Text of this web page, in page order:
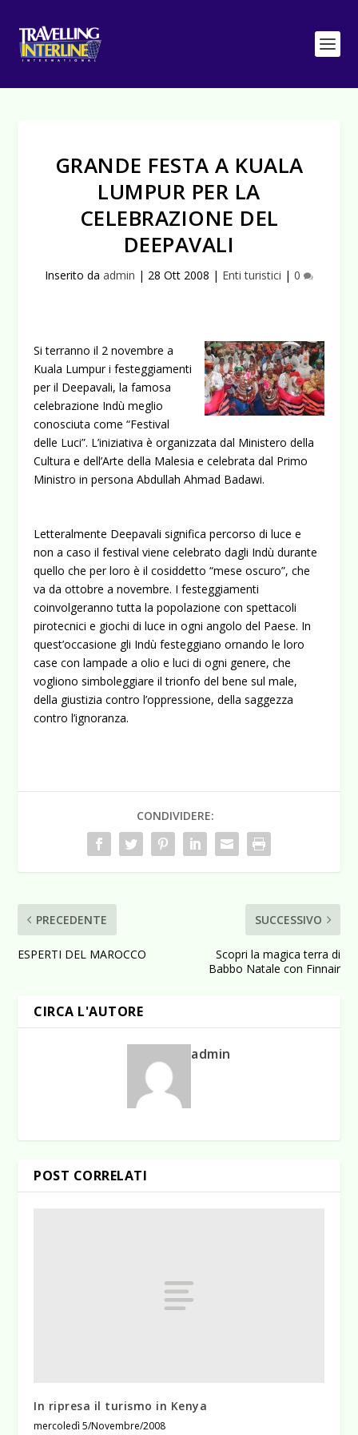
GRANDE FESTA A KUALA
LUMPUR PER LA
CELEBRAZIONE DEL
DEEPAVALI
Inserito da admin | 28 Ott 2008 | Enti turistici | 0
Si terranno il 2 novembre a
Kuala Lumpur i festeggiamenti
per il Deepavali, la famosa
celebrazione Indù meglio
conosciuta come “Festival
delle Luci”. L’iniziativa è organizzata dal Ministero della
Cultura e dell’Arte della Malesia e celebrata dal Primo
Ministro in persona Abdullah Ahmad Badawi.
Letteralmente Deepavali significa percorso di luce e
non a caso il festival viene celebrato dagli Indù durante
quello che per loro è il cosiddetto “mese oscuro”, che
va da ottobre a novembre. I festeggiamenti
coinvolgeranno tutta la popolazione con spettacoli
pirotecnici e giochi di luce in ogni angolo del Paese. In
quest’occasione gli Indù festeggiano ornando le loro
case con lampade a olio e luci di ogni genere, che
vogliono simboleggiare il trionfo del bene sul male,
della giustizia contro l’oppressione, della saggezza
contro l’ignoranza.
CONDIVIDERE:
PRECEDENTE
ESPERTI DEL MAROCCO
SUCCESSIVO
Scopri la magica terra di
Babbo Natale con Finnair
CIRCA L'AUTORE
admin
POST CORRELATI
In ripresa il turismo in Kenya
mercoledì 5/Novembre/2008